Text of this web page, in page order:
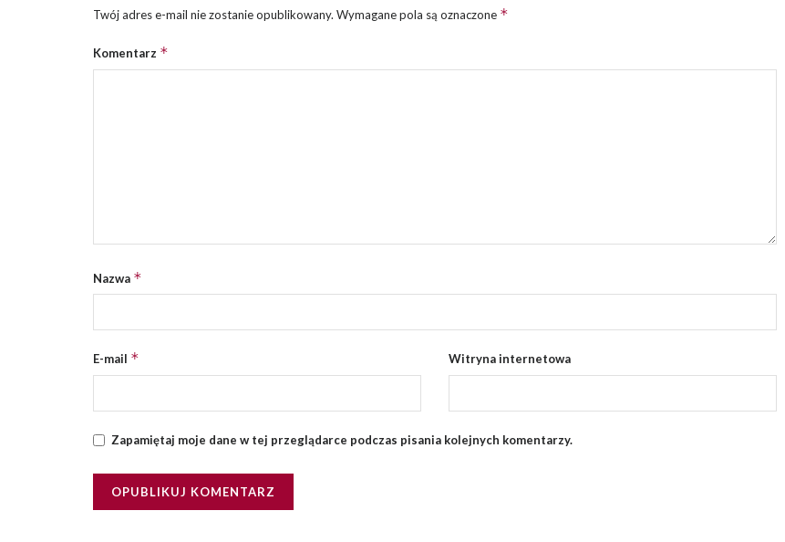
Twój adres e-mail nie zostanie opublikowany. Wymagane pola są oznaczone *
Komentarz *
Nazwa *
E-mail * Witryna internetowa
Zapamiętaj moje dane w tej przeglądarce podczas pisania kolejnych komentarzy.